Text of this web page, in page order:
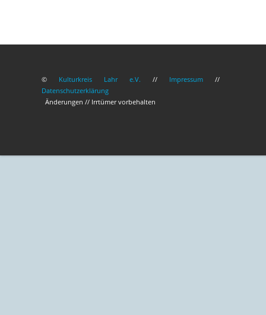
© Kulturkreis Lahr e.V. // Impressum //
Datenschutzerklärung
Änderungen // Irrtümer vorbehalten